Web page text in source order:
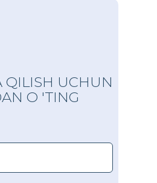
QILISH UCHUN
O 'TING